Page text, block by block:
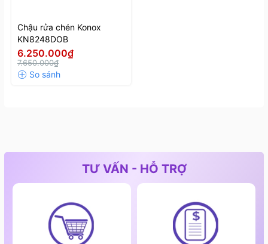
Chậu rửa chén Konox
KN8248DOB
6.250.000₫
7.650.000₫
TƯ VẤN - HỖ TRỢ